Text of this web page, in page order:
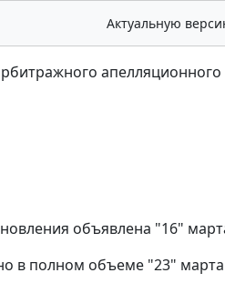
Актуальную
апелляционного
объявлена "16"
в полном объеме "23" марта